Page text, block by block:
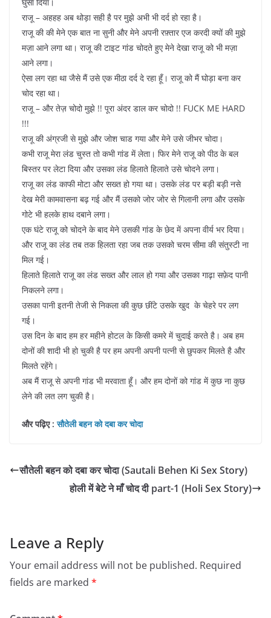
घुसा दिया।
राजू – अहहह अब थोड़ा सही है पर मुझे अभी भी दर्द हो रहा है।
राजू की की मेने एक बात ना सुनी और मेने अपनी रफ़्तार एज करदी क्यों की मुझे
मज़ा आने लगा था। राजू की टाइट गांड चोदते हुए मेने देखा राजू को भी मज़ा
आने लगा।
ऐसा लग रहा था जैसे मैं उसे एक मीठा दर्द दे रहा हूँ। राजू को मैं घोड़ा बना कर
चोद रहा था।
राजू – और तेज़ चोदो मुझे !! पूरा अंदर डाल कर चोदो !! FUCK ME HARD
!!!
राजू की अंग्रजी से मुझे और जोश चाड गया और मेने उसे जीभर चोदा।
कभी राजू मेरा लंड चुस्त तो कभी गांड में लेता। फिर मेने राजू को पीठ के बल
बिस्तर पर लेटा दिया और उसका लंड हिलाते हिलाते उसे चोदने लगा।
राजू का लंड काफी मोटा और सख्त हो गया था। उसके लंड पर बड़ी बड़ी नसे
देख मेरी कामवासना बढ़ गई और मैं उसको जोर जोर से गिलानी लगा और उसके
गोटे भी हलके हाथ दबाने लगा।
एक घंटे राजू को चोदने के बाद मेने उसकी गांड के छेद में अपना वीर्य भर दिया।
और राजू का लंड तब तक हिलता रहा जब तक उसको चरम सीमा की संतुस्टी ना
मिल गई।
हिलाते हिलाते राजू का लंड सख्त और लाल हो गया और उसका गाढ़ा सफ़ेद पानी
निकलने लगा।
उसका पानी इतनी तेजी से निकला की कुछ छींटे उसके खुद के चेहरे पर लग
गई।
उस दिन के बाद हम हर महीने होटल के किसी कमरे में चुदाई करते है। अब हम
दोनों की शादी भी हो चुकी है पर हम अपनी अपनी पत्नी से छुपकर मिलते है और
मिलते रहेंगे।
अब मैं राजू से अपनी गांड भी मरवाता हूँ। और हम दोनों को गांड में कुछ ना कुछ
लेने की लत लग चुकी है।
और पढ़िए :सौतेली बहन को दबा कर चोदा
सौतेली बहन को दबा कर चोदा (Sautali Behen Ki Sex Story)
होली में बेटे ने माँ चोद दी part-1 (Holi Sex Story)
Leave a Reply
Your email address will not be published. Required
fields are marked *